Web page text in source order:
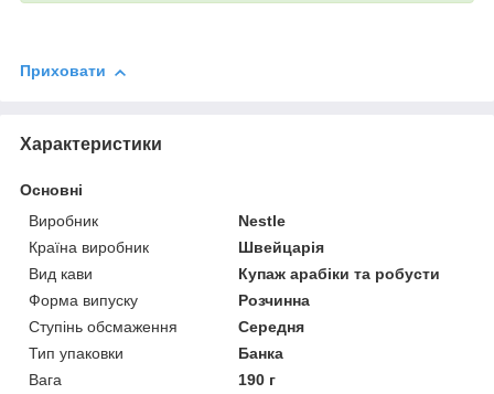
Приховати
Характеристики
Основні
Виробник
Nestle
Країна виробник
Швейцарія
Вид кави
Купаж арабіки та робусти
Форма випуску
Розчинна
Ступінь обсмаження
Середня
Тип упаковки
Банка
Вага
190 г